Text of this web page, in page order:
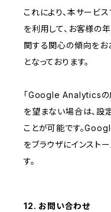
これにより、本サー
を利用して、お客様の
関する関心の傾向を
となっております。
「Google Analyticsの
を望まない場合は、設
ことが可能です。
をブラウザにインスト
す。
12. お問い合わせ